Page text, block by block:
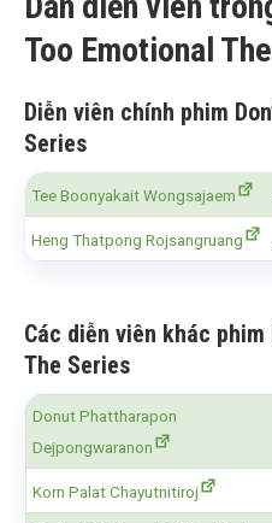
Too Emotional
Diễn viên chính phim
Series
Tee Boonyakait Wongsajaem
Heng Thatpong Rojsangruang
Các diễn viên khác phim
The Series
Donut Phattharapon
Dejpongwaranon
Korn Palat Chayutnitiroj